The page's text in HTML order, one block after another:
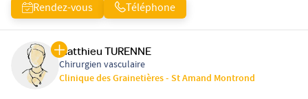
Rendez-vous Téléphone
Matthieu TURENNE
Chirurgien vasculaire
Clinique des Grainetières - St Amand Montrond